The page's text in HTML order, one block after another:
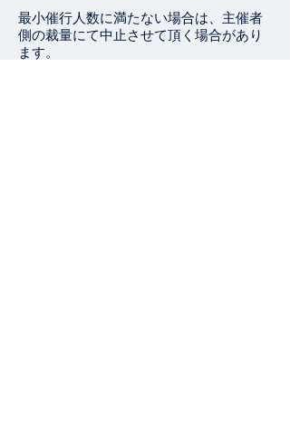
最小催行人数に満たない場合は、主催者
側の裁量にて中止させて頂く場合があり
ます。